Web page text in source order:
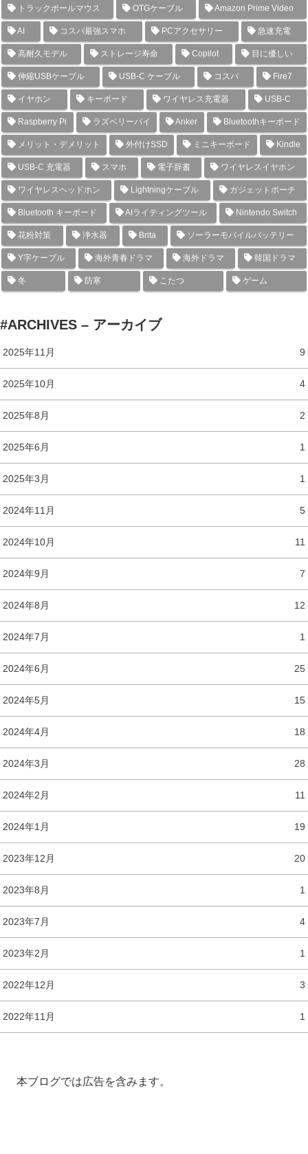
トラックボールマウス OTGケーブル Amazon Prime Video
AI コスパ最強スマホ PCアクセサリー 急速充電
高耐久モデル ストレージ寿命 Copilot 目に優しい
伸縮USBケーブル USB-C ケーブル コスパ Fire7
イヤホン キーボード ワイヤレス充電器 USB-C
Raspberry Pi ラズベリーパイ Anker Bluetoothキーボード
メリット・デメリット 外付けSSD ミニキーボード Kindle
USB-C 充電器 スマホ 電子辞書 ワイヤレスイヤホン
ワイヤレスヘッドホン Lightningケーブル ガジェットポーチ
Bluetooth キーボード AIライティングツール Nintendo Switch
花粉対策 浄水器 Brita ソーラーモバイルバッテリー
Y字ケーブル 海外青春ドラマ 海外ドラマ 韓国ドラマ
冬 防寒 こたつ ゲーム
#ARCHIVES – アーカイブ
2025年11月 9
2025年10月 4
2025年8月 2
2025年6月 1
2025年3月 1
2024年11月 5
2024年10月 11
2024年9月 7
2024年8月 12
2024年7月 1
2024年6月 25
2024年5月 15
2024年4月 18
2024年3月 28
2024年2月 11
2024年1月 19
2023年12月 20
2023年8月 1
2023年7月 4
2023年2月 1
2022年12月 3
2022年11月 1
本ブログでは広告を含みます。